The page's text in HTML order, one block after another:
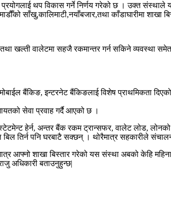
थप विकास गर्ने निर्णय गरेको छ । उक्त संस्थाले
साँखु,कालिमाटी,नयाँबजार,तथा काँडाघारीमा शाखा
खल्ती वालेटमा सहजै रकमान्तर गर्न सकिने व्यवस्था
बैंकिङ, इन्टरनेट बैंकिङलाई विशेष प्राथमिकता दिएको
सेवा प्रवाह गर्दै आएको छ ।
हेर्न, अन्तर बैंक रकम ट्रान्सफर, वालेट लोड, लोनको
बिल तिर्न पनि घरबाटै सक्छन् । थोरैमात्र सहकारीले
आफ्नो शाखा बिस्तार गरेको यस संस्था अबको केहि
अधिकारी बताउनुहुन्छ|